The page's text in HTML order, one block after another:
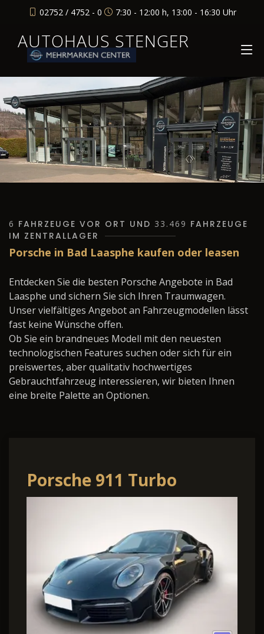
02752 / 4752 - 0 7:30 - 12:00 h, 13:00 - 16:30 Uhr
AUTOHAUS STENGER
6 FAHRZEUGE VOR ORT UND 33.469 FAHRZEUGE
IM ZENTRALLAGER
Porsche in Bad Laasphe kaufen oder leasen
Entdecken Sie die besten Porsche Angebote in Bad
Laasphe und sichern Sie sich Ihren Traumwagen.
Unser vielfältiges Angebot an Fahrzeugmodellen lässt
fast keine Wünsche offen.
Ob Sie ein brandneues Modell mit den neuesten
technologischen Features suchen oder sich für ein
preiswertes, aber qualitativ hochwertiges
Gebrauchtfahrzeug interessieren, wir bieten Ihnen
eine breite Palette an Optionen.
Porsche 911 Turbo
LIV/Matrix/Allrad/Sp.Desig-
Paket, Connect.